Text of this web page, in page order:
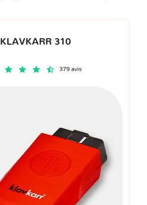
KLAVKARR 310
379 avis